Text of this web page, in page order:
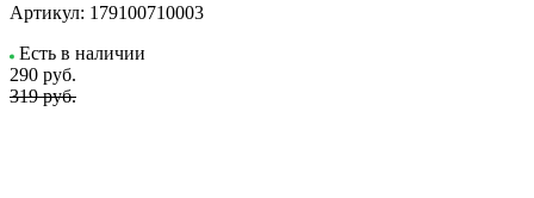
Артикул: 179100710003
Есть в наличии
290 руб.
319 руб.